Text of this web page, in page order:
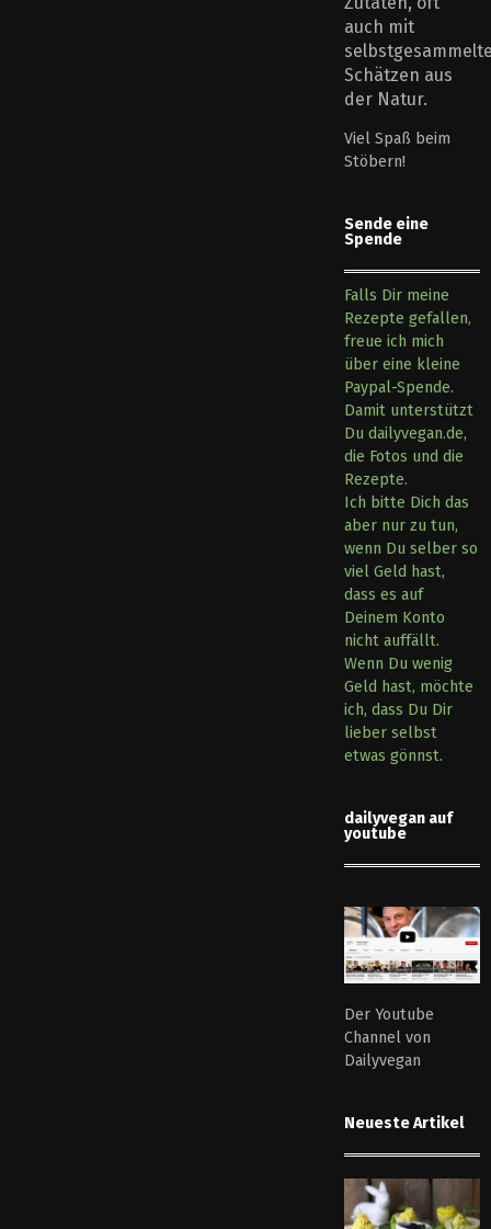
auch mit
Schätzen aus
der Natur.
Viel Spaß beim
Stöbern!
Sende eine
Spende
Falls Dir meine
Rezepte gefallen,
freue ich mich
über eine kleine
Paypal-Spende.
Damit unterstützt
Du dailyvegan.de,
die Fotos und die
Rezepte.
Ich bitte Dich das
aber nur zu tun,
wenn Du selber so
viel Geld hast,
dass es auf
Deinem Konto
nicht auffällt.
Wenn Du wenig
Geld hast, möchte
ich, dass Du Dir
lieber selbst
etwas gönnst.
dailyvegan auf
youtube
Der Youtube
Channel von
Dailyvegan
Neueste Artikel